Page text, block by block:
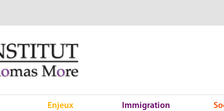
Enjeux
Immigration